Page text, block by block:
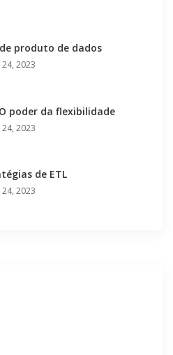
de produto de dados
24, 2023
poder da flexibilidade
24, 2023
de ETL
24, 2023